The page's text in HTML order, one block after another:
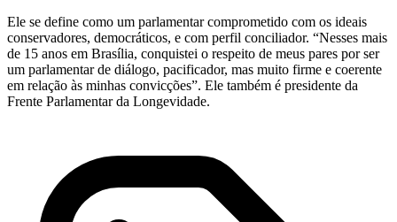
Ele se define como um parlamentar comprometido com os ideais
conservadores, democráticos, e com perfil conciliador. “Nesses mais
de 15 anos em Brasília, conquistei o respeito de meus pares por ser
um parlamentar de diálogo, pacificador, mas muito firme e coerente
em relação às minhas convicções”. Ele também é presidente da
Frente Parlamentar da Longevidade.